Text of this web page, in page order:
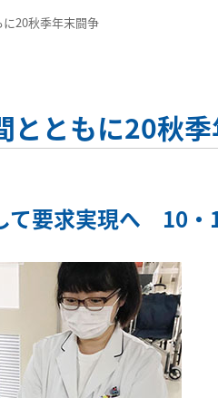
20秋季年末闘争
とともに20秋
て要求実現へ 10